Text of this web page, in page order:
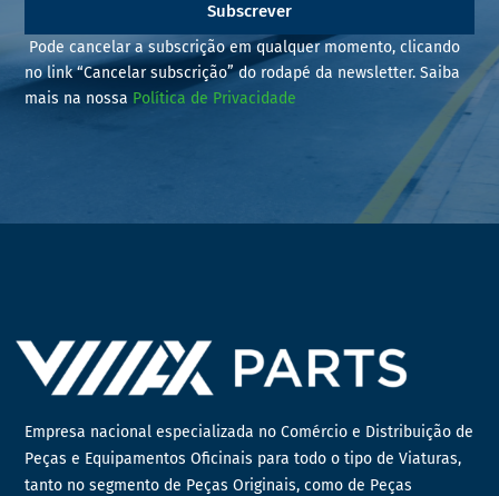
Subscrever
Pode cancelar a subscrição em qualquer momento, clicando
no link “Cancelar subscrição” do rodapé da newsletter. Saiba
mais na nossa Política de Privacidade
Empresa nacional especializada no Comércio e Distribuição de
Peças e Equipamentos Oficinais para todo o tipo de Viaturas,
tanto no segmento de Peças Originais, como de Peças